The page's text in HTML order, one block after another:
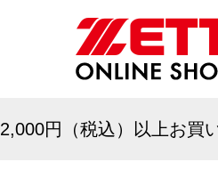
2,000円（税込）以上お買